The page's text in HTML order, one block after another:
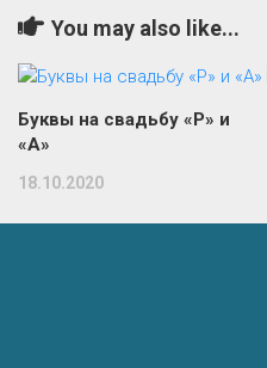
You may also like...
Буквы на свадьбу «Р» и
«А»
18.10.2020